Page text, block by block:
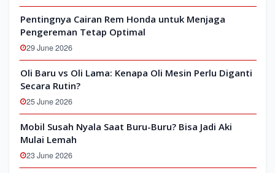
Pentingnya Cairan Rem Honda untuk Menjaga
Pengereman Tetap Optimal
29 June 2026
Oli Baru vs Oli Lama: Kenapa Oli Mesin Perlu Diganti
Secara Rutin?
25 June 2026
Mobil Susah Nyala Saat Buru-Buru? Bisa Jadi Aki
Mulai Lemah
23 June 2026